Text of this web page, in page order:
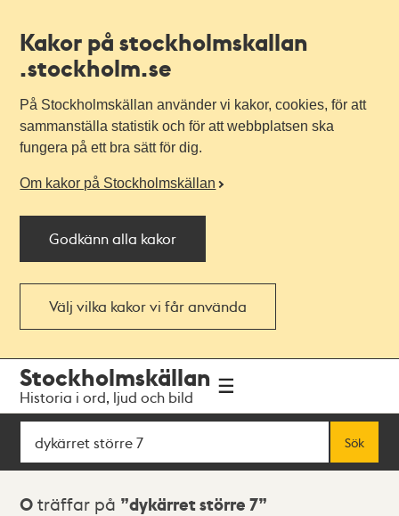
Kakor på stockholmskallan
.stockholm.se
På Stockholmskällan använder vi kakor, cookies, för att
sammanställa statistik och för att webbplatsen ska
fungera på ett bra sätt för dig.
Om kakor på Stockholmskällan
Godkänn alla kakor
Välj vilka kakor vi får använda
navigationen
huvudinnehållet
Stockholmskällan
Historia i ord, ljud och bild
Sök
Sök
Sökresultat
0 träffar på dykärret större 7